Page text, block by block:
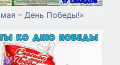
– День Победы!»